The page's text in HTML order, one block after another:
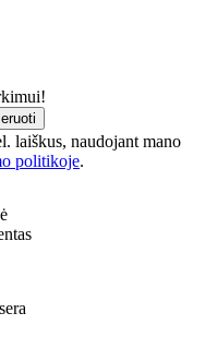
laiškus, naudojant mano
politikoje.